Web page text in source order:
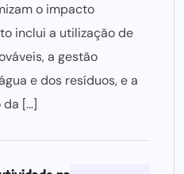
o impacto
inclui a utilização de
a gestão
e dos resíduos, e a
[…]